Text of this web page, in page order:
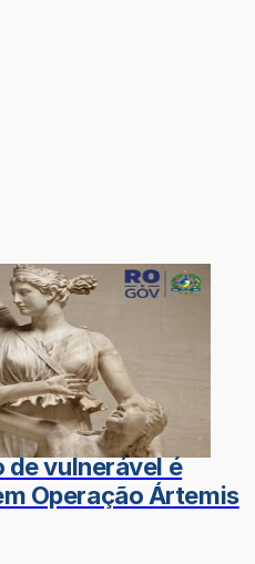
de vulnerável é
Operação Ártemis